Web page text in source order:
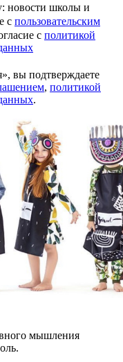
новости школы и
с пользовательским
с политикой
вы подтверждаете
, политикой
.
мышления